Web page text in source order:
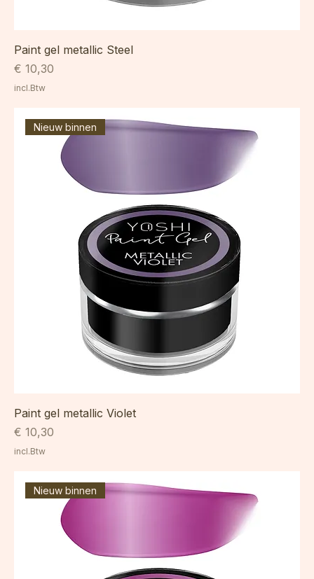
Paint gel metallic Steel
Prijs
€ 10,30
Nieuw binnen
Paint gel metallic Violet
Prijs
€ 10,30
Nieuw binnen